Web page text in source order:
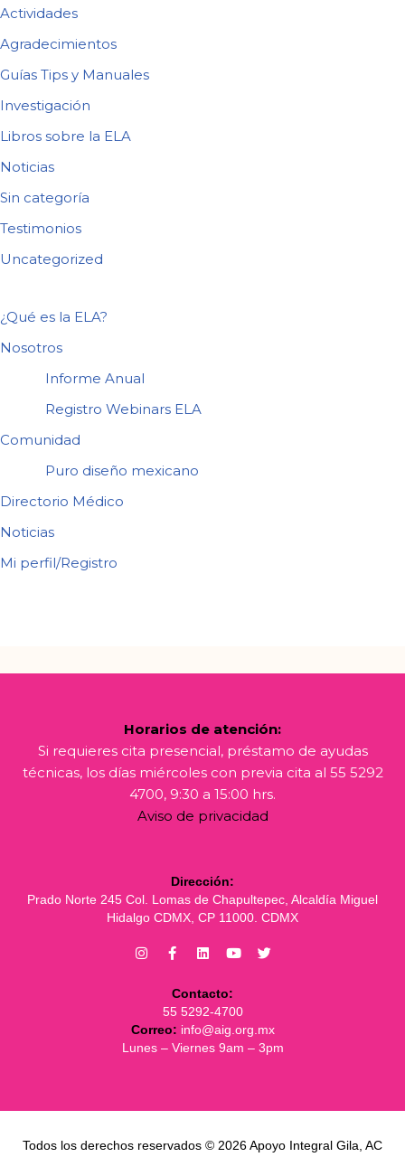
Actividades
Agradecimientos
Guías Tips y Manuales
Investigación
Libros sobre la ELA
Noticias
Sin categoría
Testimonios
Uncategorized
¿Qué es la ELA?
Nosotros
Informe Anual
Registro Webinars ELA
Comunidad
Puro diseño mexicano
Directorio Médico
Noticias
Mi perfil/Registro
Horarios de atención:
Si requieres cita presencial, préstamo de ayudas
técnicas, los días miércoles con previa cita al 55 5292
4700, 9:30 a 15:00 hrs.
Aviso de privacidad
Dirección:
Prado Norte 245 Col. Lomas de Chapultepec, Alcaldía Miguel
Hidalgo CDMX, CP 11000. CDMX
Contacto:
55 5292-4700
Correo: info@aig.org.mx
Lunes – Viernes 9am – 3pm
Todos los derechos reservados © 2026 Apoyo Integral Gila, AC